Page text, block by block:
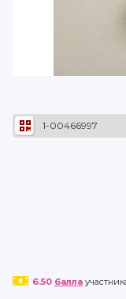
1-00466997
6.50 балла